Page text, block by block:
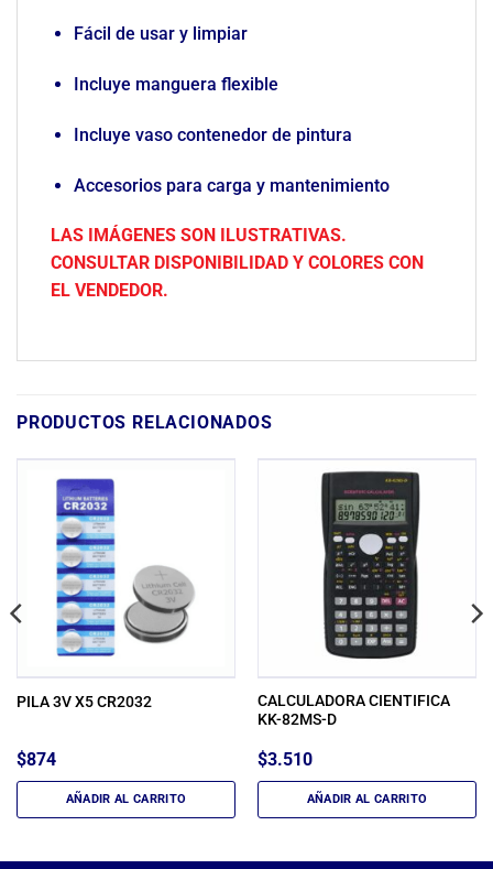
Fácil de usar y limpiar
Incluye manguera flexible
Incluye vaso contenedor de pintura
Accesorios para carga y mantenimiento
LAS IMÁGENES SON ILUSTRATIVAS.
CONSULTAR DISPONIBILIDAD Y COLORES CON
EL VENDEDOR.
PRODUCTOS RELACIONADOS
PILA 3V X5 CR2032
$874
AÑADIR AL CARRITO
CALCULADORA CIENTIFICA
KK-82MS-D
$3.510
AÑADIR AL CARRITO